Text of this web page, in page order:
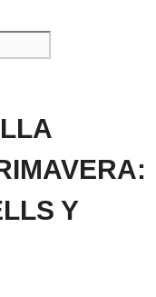
Y